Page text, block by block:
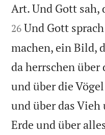
Art. Und Gott sah,
26 Und Gott
machen, ein Bild,
da herrschen
und über die
und über das Vieh
Erde und über